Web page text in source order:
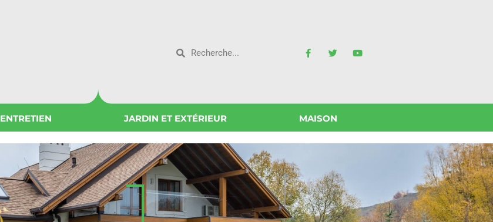
ENTRETIEN JARDIN ET EXTÉRIEUR MAISON